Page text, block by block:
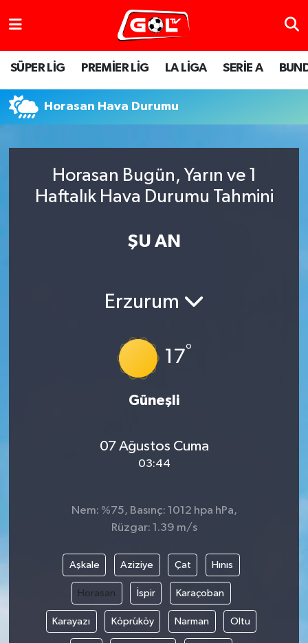
SÜPER LİG PREMİER LİG LA LİGA SERİE A
Horasan Hava Durumu
Horasan Bugün, Yarın ve 1
Haftalık Hava Durumu Tahmini
ŞU AN
Erzurum
17°
Güneşli
07 Ağustos Cuma
03:44
Nem: %75, Basınç: 1012 hpa hPa,
Rüzgar: 1.39 m/s
Aşkale Aziziye Çat Hınıs
Horasan İspir Karaçoban
Karayazı Köprüköy Narman Oltu